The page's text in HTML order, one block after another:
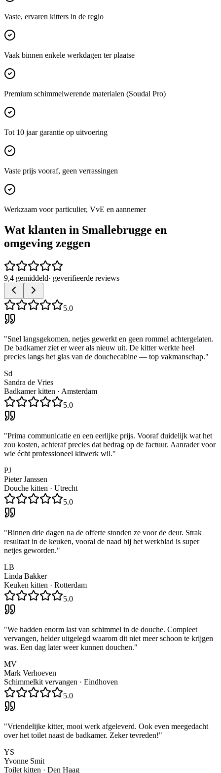
Vaste, ervaren kitters in de regio
Vaak binnen enkele werkdagen ter plaatse
Premium schimmelwerende materialen (Soudal Pro)
Tot 10 jaar garantie op uitvoering
Vaste prijs vooraf, geen verrassingen
Werkzaam voor particulier, VvE en aannemer
Wat klanten in Smallebrugge en
omgeving zeggen
9,4 gemiddeld· geverifieerde reviews
5.0
"Snel langsgekomen, netjes gewerkt en geen rommel achtergelaten.
De badkamer ziet er weer als nieuw uit. De kitter werkte heel
precies langs het glas van de douchecabine — top vakmanschap."
Sd
Sandra de Vries
Badkamer kitten · Amsterdam
5.0
"Prima communicatie en een eerlijke prijs. Vooraf duidelijk wat het
zou kosten, achteraf precies dat bedrag op de factuur. Aanrader voor
wie écht professioneel kitwerk wil."
PJ
Pieter Janssen
Douche kitten · Utrecht
5.0
"Binnen drie dagen na de offerte stonden ze voor de deur. Strak
resultaat in de keuken, vooral de naad bij het werkblad is super
netjes geworden."
LB
Linda Bakker
Keuken kitten · Rotterdam
5.0
"We hadden enorm last van schimmel in de douche. Compleet
vervangen, helder uitgelegd waarom dit niet meer schoon te krijgen
was. Een dag later weer kunnen douchen."
MV
Mark Verhoeven
Schimmelkit vervangen · Eindhoven
5.0
"Vriendelijke kitter, mooi werk afgeleverd. Ook even meegedacht
over het toilet naast de badkamer. Zeker tevreden!"
YS
Yvonne Smit
Toilet kitten · Den Haag